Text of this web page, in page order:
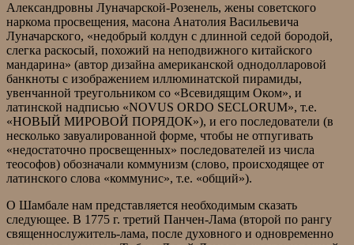
Александровны Луначарской-Розенель, жены советского
наркома просвещения, масона Анатолия Васильевича
Луначарского, «недобрый колдун с длинной седой бородой,
слегка раскосый, похожий на неподвижного китайского
мандарина» (автор дизайна американской однодолларовой
банкноты с изображением иллюминатской пирамиды,
увенчанной треугольником со «Всевидящим Оком», и
латинской надписью «NOVUS ORDO SECLORUM», т.е.
«НОВЫЙ МИРОВОЙ ПОРЯДОК»), и его последователи (в
несколько завуалированной форме, чтобы не отпугивать
«недостаточно просвещенных» последователей из числа
теософов) обозначали коммунизм (слово, происходящее от
латинского слова «коммунис», т.е. «общий»).
О Шамбале нам представляется необходимым сказать
следующее. В 1775 г. третий Панчен-Лама (второй по рангу
священнослужитель-лама, после духовного и одновременно